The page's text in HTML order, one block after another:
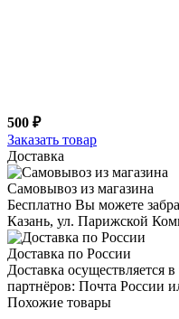
500 ₽
Заказать товар
Доставка
Самовывоз из магазина
Бесплатно Вы можете
Казань, ул. Парижской
Доставка по России
Доставка осуществляется
партнёров: Почта России
Похожие товары